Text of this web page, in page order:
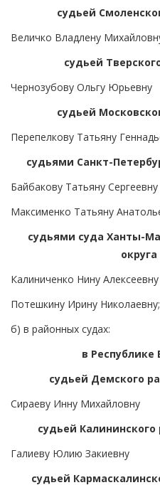
судьей
Величко Владлену
судьей
Чернозубову Ольгу Юрьевну
судьей
Перепелкову Татьяну
судьями Санкт-
Байбакову Татьяну Сергеевну
Максименко Татьяну
судьями суда Ханты-
Калиниченко Нину Алексеевну
Потешкину Ирину Николаевну;
б) в районных судах:
в
судьей Демского
Сираеву Инну Михайловну
судьей
Галиеву Юлию Закиевну
судьей